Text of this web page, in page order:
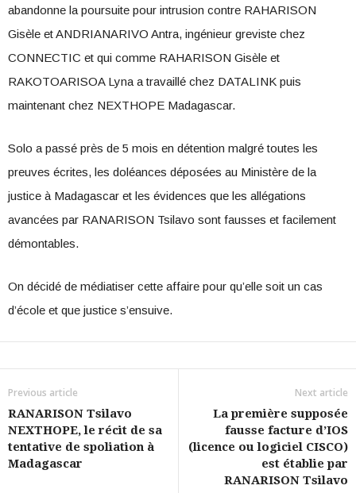
abandonne la poursuite pour intrusion contre RAHARISON
Gisèle et ANDRIANARIVO Antra, ingénieur greviste chez
CONNECTIC et qui comme RAHARISON Gisèle et
RAKOTOARISOA Lyna a travaillé chez DATALINK puis
maintenant chez NEXTHOPE Madagascar.
Solo a passé près de 5 mois en détention malgré toutes les
preuves écrites, les doléances déposées au Ministère de la
justice à Madagascar et les évidences que les allégations
avancées par RANARISON Tsilavo sont fausses et facilement
démontables.
On décidé de médiatiser cette affaire pour qu’elle soit un cas
d’école et que justice s’ensuive.
Previous article
RANARISON Tsilavo
NEXTHOPE, le récit de sa
tentative de spoliation à
Madagascar
Next article
La première supposée
fausse facture d’IOS
(licence ou logiciel CISCO)
est établie par
RANARISON Tsilavo